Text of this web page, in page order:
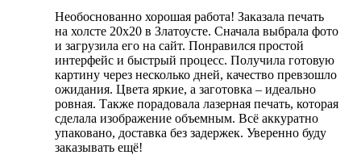
Необоснованно хорошая работа! Заказала печать
на холсте 20х20 в Златоусте. Сначала выбрала фото
и загрузила его на сайт. Понравился простой
интерфейс и быстрый процесс. Получила готовую
картину через несколько дней, качество превзошло
ожидания. Цвета яркие, а заготовка – идеально
ровная. Также порадовала лазерная печать, которая
сделала изображение объемным. Всё аккуратно
упаковано, доставка без задержек. Уверенно буду
заказывать ещё!